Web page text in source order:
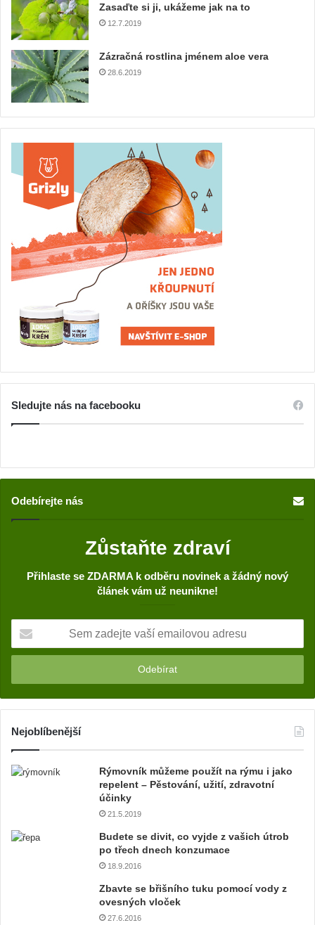
Zasaďte si ji, ukážeme jak na to
12.7.2019
Zázračná rostlina jménem aloe vera
28.6.2019
Sledujte nás na facebooku
Odebírejte nás
Zůstaňte zdraví
Přihlaste se ZDARMA k odběru novinek a žádný nový
článek vám už neunikne!
m
a
d
j
v
e
Nejoblíbenější
Rýmovník můžeme použít na rýmu i jako
repelent – Pěstování, užití, zdravotní
účinky
21.5.2019
Budete se divit, co vyjde z vašich útrob
po třech dnech konzumace
18.9.2016
Zbavte se břišního tuku pomocí vody z
ovesných vloček
27.6.2016